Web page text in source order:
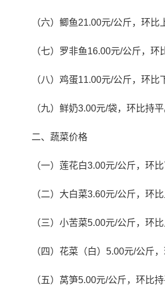
（六）鲫鱼21.00元/公斤，环比
（七）罗非鱼16.00元/公斤，环
（八）鸡蛋11.00元/公斤，环比
（九）鲜奶3.00元/袋，环比持平
二、蔬菜价格
（一）莲花白3.00元/公斤，环比
（二）大白菜3.60元/公斤，环比
（三）小苦菜5.00元/公斤，环比
（四）花菜（白）5.00元/公斤，
（五）莴笋5.00元/公斤，环比持